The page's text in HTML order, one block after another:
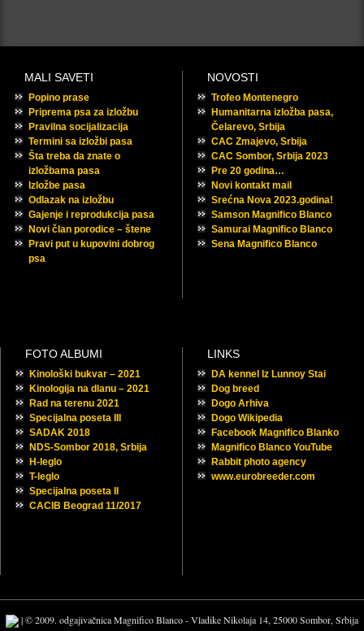
MALI SAVETI
Popino prase
Priprema psa za izložbu
Pravilna socijalizacija
Termini sa izložbi pasa
Šta treba da znate o
izložbama pasa
Izložbe pasa
Odlazak na izložbu
Gajenje i reprodukcija pasa
Novi član porodice – štene
Pravi put u kupovini dobrog
psa
NOVOSTI
Trofeo Montenegro
Humanitarna izložba pasa,
Čelarevo, Srbija
CAC Zmajevo, Srbija
CAC Sombor, Srbija 2023
Pre 20 godina…
Novi kontakt mail
Srećna Nova 2023.godina!
Samson Magnifico Blanco
Samurai Magnifico Blanco
Sena Magnifico Blanco
FOTO ALBUMI
Kinološki bukvar – 2021
Kinologija na dlanu – 2021
Rad na terenu 2021
Specijalna poseta III
SADAK 2018
NDS-Sombor 2018, Srbija
H-leglo
T-leglo
Specijalna poseta II
CACIB Beograd 11/2017
LINKS
DA kennel Iz Lunnoy Stai
Dog breed
Dogo Arhiva
Dogo Wikipedia
Facebook Magnifico Blanko
Magnifico Blanco YouTube
Rabbit photo agency
www.eurobreeder.com
| © 2009. odgajivačnica Magnifico Blanco - Vladike Nikolaja 14, 25000 Sombor, Srbija